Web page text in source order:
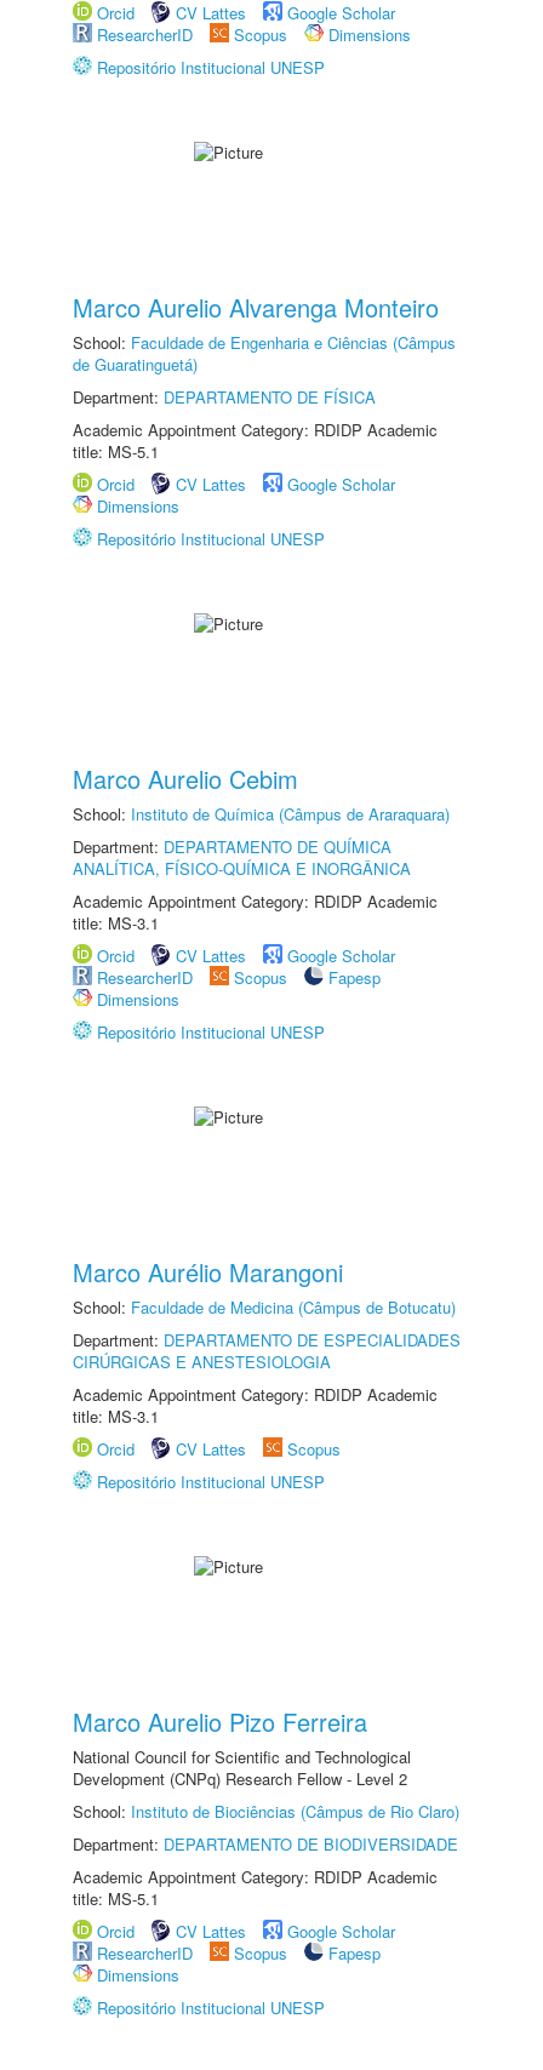
Orcid
CV Lattes
Google Scholar
ResearcherID
Scopus
Dimensions
Repositório Institucional UNESP
Marco Aurelio Alvarenga Monteiro
School: Faculdade de Engenharia e Ciências (Câmpus
de Guaratinguetá)
Department: DEPARTAMENTO DE FÍSICA
Academic Appointment Category: RDIDP Academic
title: MS-5.1
Orcid
CV Lattes
Google Scholar
Dimensions
Repositório Institucional UNESP
Marco Aurelio Cebim
School: Instituto de Química (Câmpus de Araraquara)
Department: DEPARTAMENTO DE QUÍMICA
ANALÍTICA, FÍSICO-QUÍMICA E INORGÂNICA
Academic Appointment Category: RDIDP Academic
title: MS-3.1
Orcid
CV Lattes
Google Scholar
ResearcherID
Scopus
Fapesp
Dimensions
Repositório Institucional UNESP
Marco Aurélio Marangoni
School: Faculdade de Medicina (Câmpus de Botucatu)
Department: DEPARTAMENTO DE ESPECIALIDADES
CIRÚRGICAS E ANESTESIOLOGIA
Academic Appointment Category: RDIDP Academic
title: MS-3.1
Orcid
CV Lattes
Scopus
Repositório Institucional UNESP
Marco Aurelio Pizo Ferreira
National Council for Scientific and Technological
Development (CNPq) Research Fellow - Level 2
School: Instituto de Biociências (Câmpus de Rio Claro)
Department: DEPARTAMENTO DE BIODIVERSIDADE
Academic Appointment Category: RDIDP Academic
title: MS-5.1
Orcid
CV Lattes
Google Scholar
ResearcherID
Scopus
Fapesp
Dimensions
Repositório Institucional UNESP